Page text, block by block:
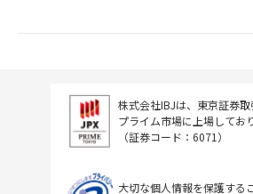
株式会社IBJは、東京証券取
プライム市場に上場してお
（証券コード：6071）
大切な個人情報を保護する